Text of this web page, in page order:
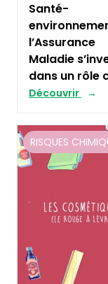
Santé-
l’Assurance
Maladie
dans un rôle
Découvrir
RISQUES